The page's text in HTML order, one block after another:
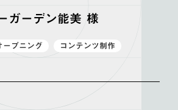
ガーデン能美 様
ープニング コンテンツ制作